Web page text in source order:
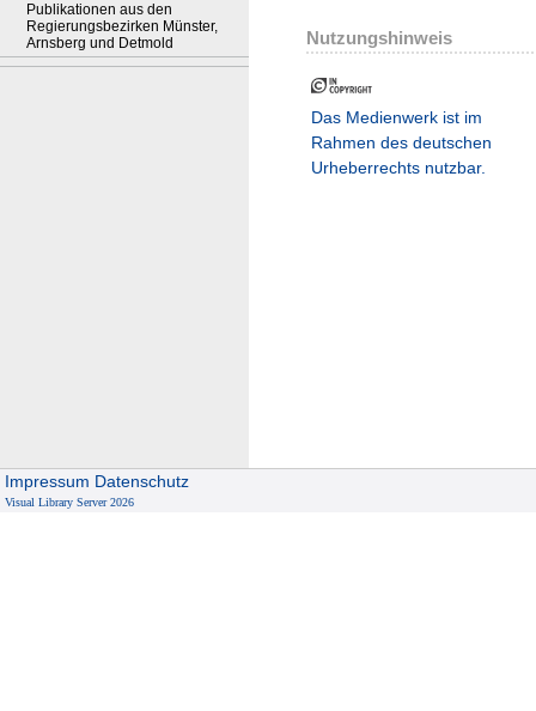
Publikationen aus den
Regierungsbezirken Münster,
Arnsberg und Detmold
Nutzungshinweis
Das Medienwerk ist im
Rahmen des deutschen
Urheberrechts nutzbar.
Impressum Datenschutz
Visual Library Server 2026